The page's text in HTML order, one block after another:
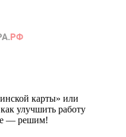
карты» или
улучшить работу
— решим!